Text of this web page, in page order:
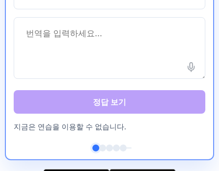
정답 보기
지금은 연습을 이용할 수 없습니다.